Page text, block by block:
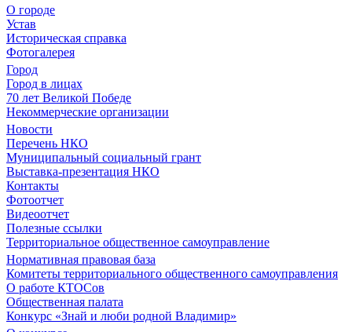
О городе
Устав
Историческая справка
Фотогалерея
Город
Город в лицах
70 лет Великой Победе
Некоммерческие организации
Новости
Перечень НКО
Муниципальный социальный грант
Выставка-презентация НКО
Контакты
Фотоотчет
Видеоотчет
Полезные ссылки
Территориальное общественное самоуправление
Нормативная правовая база
Комитеты территориального общественного самоуправления
О работе КТОСов
Общественная палата
Конкурс «Знай и люби родной Владимир»